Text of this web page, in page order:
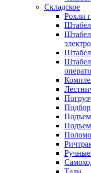
Складское
Рохли
Тали